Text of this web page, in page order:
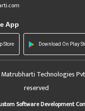
App
Store Download On Play
Technologies
reserved
Software Development